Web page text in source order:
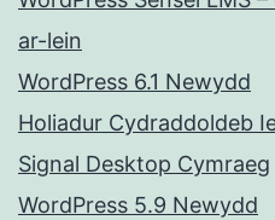
ar-lein
WordPress 6.1 Newydd
Holiadur Cydraddoldeb
Signal Desktop Cymraeg
WordPress 5.9 Newydd